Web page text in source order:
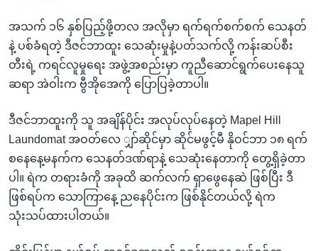
အသက် ၁၆ နှစ်ပြည့်ဖို့တလ အလိုမှာ ရက်ရက်စက်စက် သေနတ်
နဲ့ ပစ်ခံရတဲ့ ဒီဇင်ဘာထူး သေဆုံးမှုနဲ့ပတ်သက်လို့ ကန်းဆပ်စီး
တီးရဲ့ ကရင်လူမှုရေး အဖွဲ့အစည်းမှာ ကူညီဆောင်ရွက်ပေးနေသူ
ဆရာ အဲဝါးက ဗွီအိုအေကို ပြောပြခဲ့တာပါ။
ဒီဇင်ဘာထူးကို သူ အချိန်ပိုင်း အလုပ်လုပ်နေတဲ့ Mapel Hill
Laundomat အဝတ်လေ ျှာ်ဆိုင်မှာ ဆိုင်မဖွင့်မီ နိုဝင်ဘာ ၁၈ ရက်
စနေနေ့မနက်က သေနတ်ဒဏ်ရာနဲ့ သေဆုံးနေတာကို တွေ့ရှိခဲ့တာ
ပါ။ ရဲက တရားခံကို အခုထိ ဆက်လက် ရှာဖွေနေဆဲ ဖြစ်ပြီး ဒီ
ဖြစ်ရပ်က သောကြာနေ့ ညနေပိုင်းက ဖြစ်နိုင်တယ်လို့ ရဲက
သုံးသပ်ထားပါတယ်။